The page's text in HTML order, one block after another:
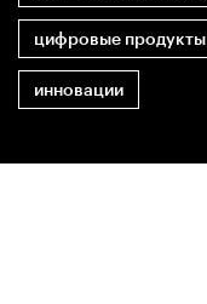
цифровые продукты
инновации